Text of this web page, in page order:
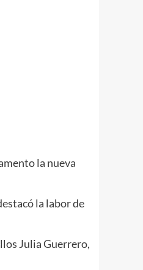
la nueva
la labor de
Julia Guerrero,